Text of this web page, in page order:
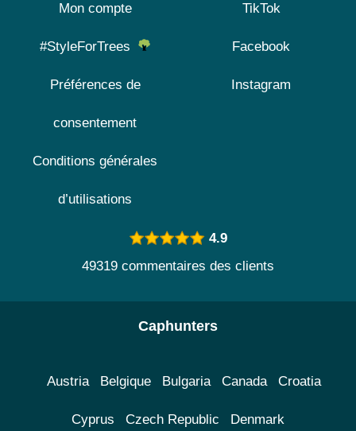
Mon compte
#StyleForTrees
Préférences de
consentement
Conditions générales
d’utilisations
TikTok
Facebook
Instagram
4.9
49319 commentaires des clients
Caphunters
Austria Belgique Bulgaria Canada Croatia
Cyprus Czech Republic Denmark